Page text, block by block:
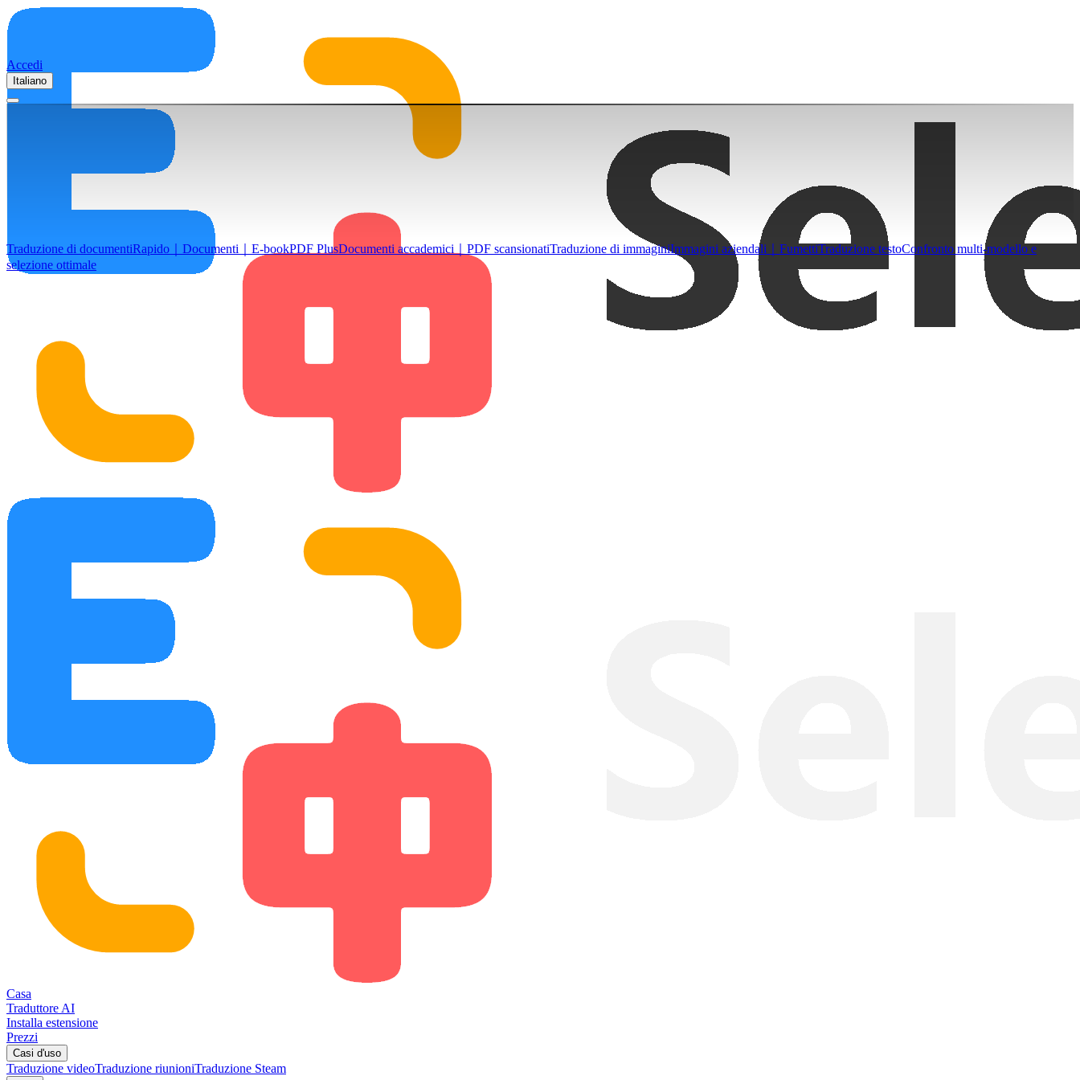
Casa
Traduttore AI
Installa estensione
Prezzi
Casi d'uso
Traduzione videoTraduzione riunioniTraduzione Steam
Accedi
Italiano
Traduzione di documentiRapido｜Documenti｜E-bookPDF PlusDocumenti accademici｜PDF scansionatiTraduzione di immaginiImmagini aziendali｜FumettiTraduzione testoConfronto multi-modello e
selezione ottimale